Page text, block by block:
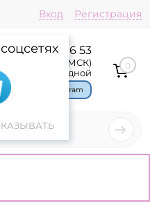
Вход Регистрация
8 800 775 36 53
08:00-17:00(МСК)
Сб,Вс: выходной
Чат в Telegram
0